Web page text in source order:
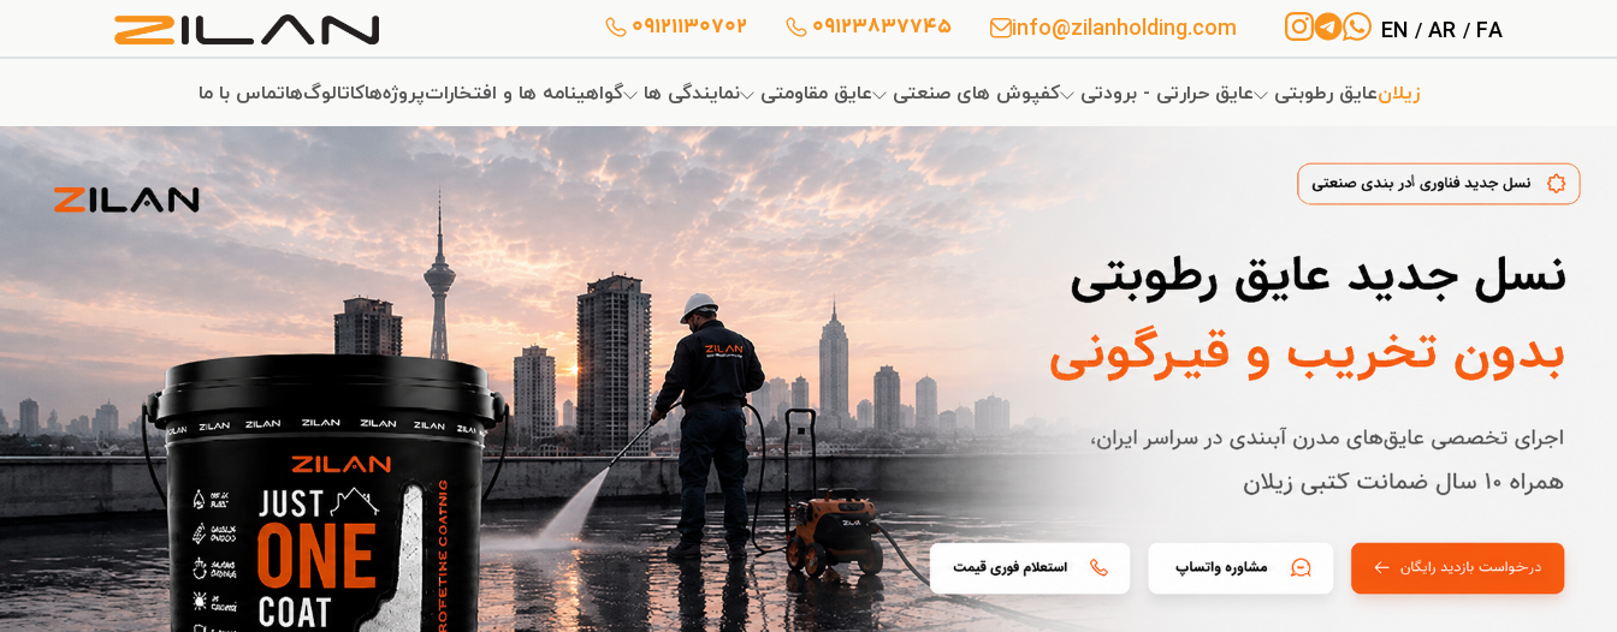
EN /AR / FA
info@zilanholding.com
09123837745
09121130702
زیلانعایق رطوبتی عایق حرارتی - برودتی کفپوش های صنعتی عایق مقاومتی نمایندگی ها گواهینامه ها و افتخاراتپروژه‌هاکاتالوگ‌هاتماس با ما